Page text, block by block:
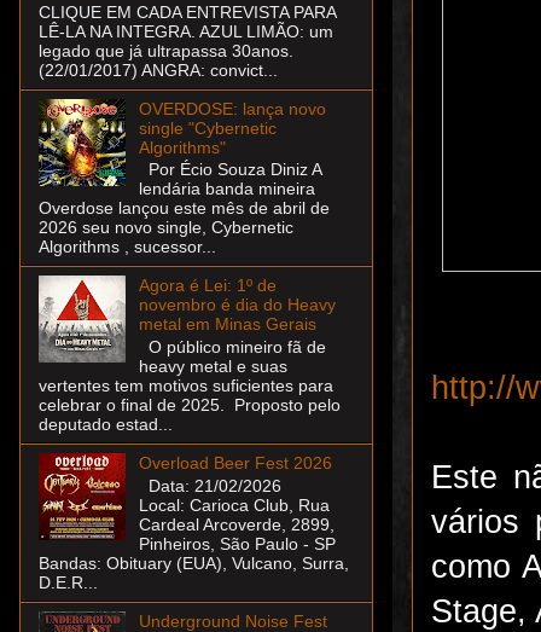
http://
Este
vários
como
Stage,
CLIQUE EM CADA ENTREVISTA PARA
LÊ-LA NA INTEGRA. AZUL LIMÃO: um
legado que já ultrapassa 30anos.
(22/01/2017) ANGRA: convict...
OVERDOSE: lança novo
single "Cybernetic
Algorithms"
Por Écio Souza Diniz A
lendária banda mineira
Overdose lançou este mês de abril de
2026 seu novo single, Cybernetic
Algorithms , sucessor...
Agora é Lei: 1º de
novembro é dia do Heavy
metal em Minas Gerais
O público mineiro fã de
heavy metal e suas
vertentes tem motivos suficientes para
celebrar o final de 2025. Proposto pelo
deputado estad...
Overload Beer Fest 2026
Data: 21/02/2026
Local: Carioca Club, Rua
Cardeal Arcoverde, 2899,
Pinheiros, São Paulo - SP
Bandas: Obituary (EUA), Vulcano, Surra,
D.E.R...
Underground Noise Fest